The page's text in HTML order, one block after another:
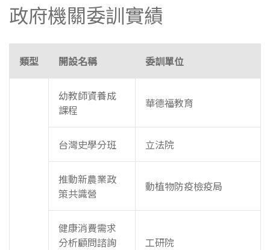
政府機關委訓實績
類型 開設名稱 委訓單位
幼教師資養成
課程
華德福教育
台灣史學分班 立法院
推動新農業政
策共識營
動植物防疫檢疫局
健康消費需求
分析顧問諮詢
工研院